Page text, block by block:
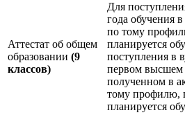
Аттестат об общем
образовании (9
классов)
Для
года обучения
по тому
планируется
поступления в
первом высшем
полученном в
тому профилю,
планируется